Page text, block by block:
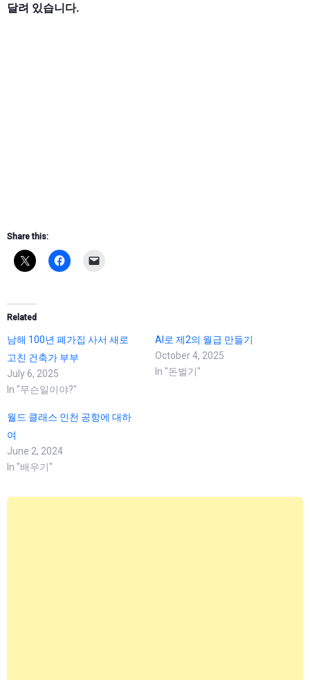
달려 있습니다.
Share this:
Related
남해 100년 폐가집 사서 새로
고친 건축가 부부
July 6, 2025
In "무슨일이야?"
AI로 제2의 월급 만들기
October 4, 2025
In "돈벌기"
월드 클래스 인천 공항에 대하
여
June 2, 2024
In "배우기"